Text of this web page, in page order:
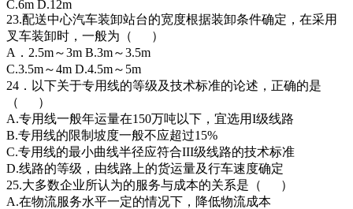
C.6m D.12m
23.配送中心汽车装卸站台的宽度根据装卸条件确定，在采用
叉车装卸时，一般为（ ）
A．2.5m～3m B.3m～3.5m
C.3.5m～4m D.4.5m～5m
24．以下关于专用线的等级及技术标准的论述，正确的是
（ ）
A.专用线一般年运量在150万吨以下，宜选用I级线路
B.专用线的限制坡度一般不应超过15%
C.专用线的最小曲线半径应符合III级线路的技术标准
D.线路的等级，由线路上的货运量及行车速度确定
25.大多数企业所认为的服务与成本的关系是（ ）
A.在物流服务水平一定的情况下，降低物流成本